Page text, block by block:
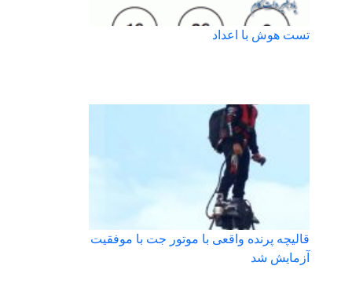
تست هوش با اعداد
قالیچه پرنده واقعی با موتور جت با موفقیت
آزمایش شد